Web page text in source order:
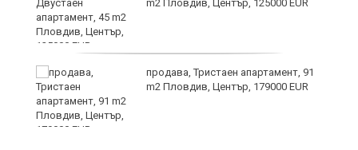
m2 Пловдив, Център, 125000 EUR
продава, Тристаен апартамент, 91
m2 Пловдив, Център, 179000 EUR